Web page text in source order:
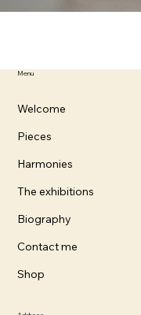
Menu
Welcome
Pieces
Harmonies
The exhibitions
Biography
Contact me
Shop